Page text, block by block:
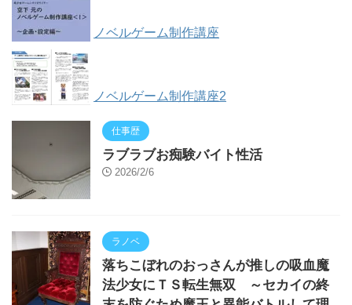
ノベルゲーム制作講座
ノベルゲーム制作講座2
仕事歴
ラブラブお痴験バイト性活
2026/2/6
ラノベ
落ちこぼれのおっさんが推しの吸血魔
法少女にＴＳ転生無双 ～セカイの終